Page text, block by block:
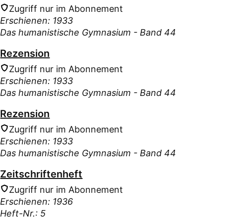
Zugriff nur im Abonnement
Erschienen: 1933
Das humanistische Gymnasium - Band 44
Rezension
Zugriff nur im Abonnement
Erschienen: 1933
Das humanistische Gymnasium - Band 44
Rezension
Zugriff nur im Abonnement
Erschienen: 1933
Das humanistische Gymnasium - Band 44
Zeitschriftenheft
Zugriff nur im Abonnement
Erschienen: 1936
Heft-Nr.: 5